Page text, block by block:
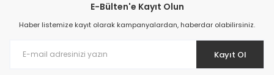
E-Bülten'e Kayıt Olun
Haber listemize kayıt olarak kampanyalardan, haberdar olabilirsiniz.
Kayıt Ol